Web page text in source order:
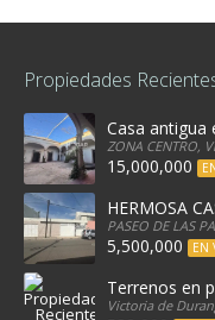
Propiedades
Casa antigua
ZONA CENTRO,
15,000,000
HERMOSA
PASEO DE LAS
5,500,000 EN
Terrenos en
Victoria de